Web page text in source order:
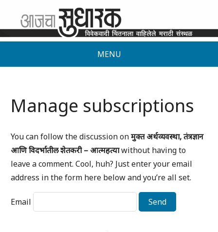
MENU
Manage subscriptions
You can follow the discussion onमुक्त अर्थव्यवस्था, तंत्रज्ञान
आणि विदर्भातील शेतकरी – आत्महत्याwithout having to
leave a comment. Cool, huh? Just enter your email
address in the form here below and you’re all set.
Email